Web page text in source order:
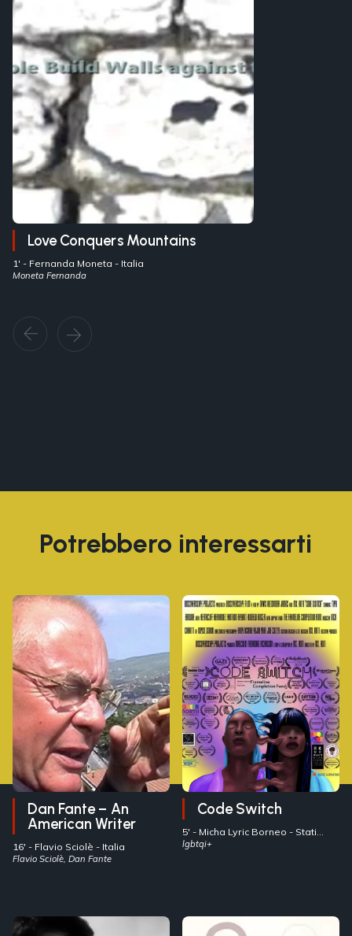
Love Conquers Mountains
1' - Fernanda Moneta - Italia
Moneta Fernanda
Potrebbero interessarti
Dan Fante – An
American Writer
16' - Flavio Sciolè - Italia
Flavio Sciolè, Dan Fante
Code Switch
5' - Micha Lyric Borneo
Uniti
lgbtqi+